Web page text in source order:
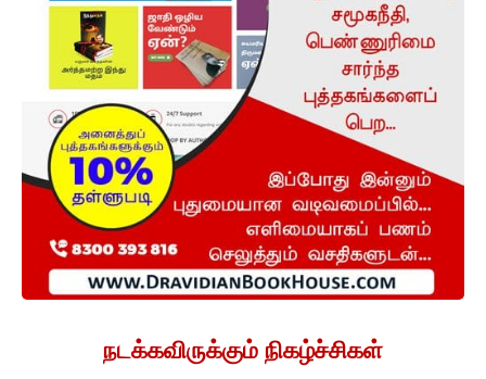
நடக்கவிருக்கும் நிகழ்ச்சிகள்